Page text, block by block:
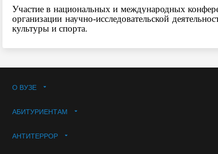
Участие в национальных и международных
организации научно-исследовательской
культуры и спорта.
О ВУЗЕ
АБИТУРИЕНТАМ
АНТИТЕРРОР